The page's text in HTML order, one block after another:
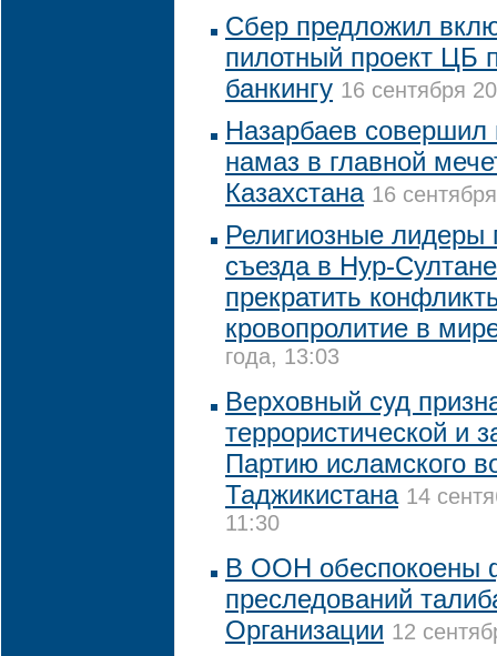
Сбер предложил
пилотный проект ЦБ
банкингу 16 сентября
Назарбаев совершил
намаз в главной
Казахстана 16
Религиозные лидеры
съезда в Нур-
прекратить
кровопролитие в
года, 13:03
Верховный суд
террористической и
Партию исламского
Таджикистана 14
11:30
В ООН обеспокоены
преследований
Организации 12